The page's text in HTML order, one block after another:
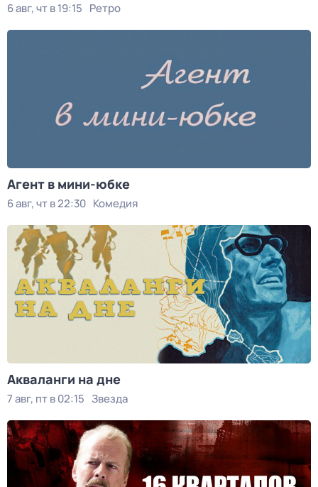
6 авг, чт в 19:15 Ретро
Агент в мини-юбке
6 авг, чт в 22:30 Комедия
Акваланги на дне
7 авг, пт в 02:15 Звезда